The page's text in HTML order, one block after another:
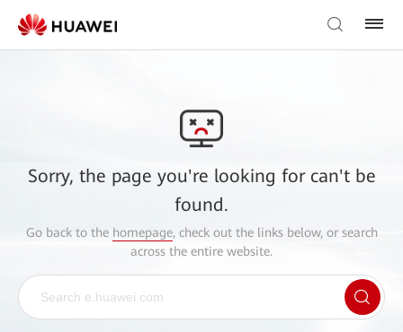
Sorry, the page you're looking for can't be
found.
Go back to the homepage, check out the links below, or search
across the entire website.